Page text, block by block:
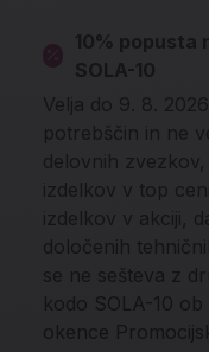
10% popusta
SOLA-10
Velja do 9. 8.
potrebščin in ne
delovnih
izdelkov v top
izdelkov v akciji,
določenih
se ne sešteva z
kodo SOLA-10
okence